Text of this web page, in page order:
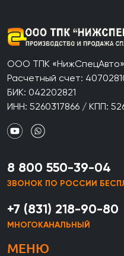
ООО ТПК «НижСпецАвто»
Расчетный счет:
БИК: 042202821
ИНН: 5260317866 / КПП:
8 800 550-39-04
ЗВОНОК ПО РОССИИ
+7 (831) 218-90-80
МНОГОКАНАЛЬНЫЙ
МЕНЮ